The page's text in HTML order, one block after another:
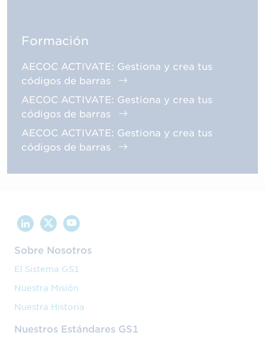
Formación
AECOC ACTIVATE: Gestiona y crea tus
códigos de barras
AECOC ACTIVATE: Gestiona y crea tus
códigos de barras
AECOC ACTIVATE: Gestiona y crea tus
códigos de barras
Sobre Nosotros
El Sistema GS1
Nuestra Misión
Nuestra Historia
Nuestros Estándares GS1